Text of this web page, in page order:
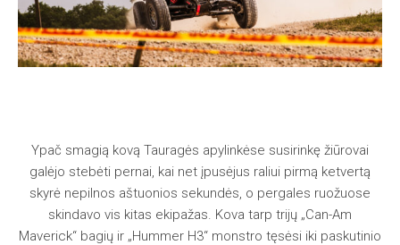
Ypač smagią kovą Tauragės apylinkėse susirinkę žiūrovai
galėjo stebėti pernai, kai net įpusėjus raliui pirmą ketvertą
skyrė nepilnos aštuonios sekundės, o pergales ruožuose
skindavo vis kitas ekipažas. Kova tarp trijų „Can-Am
Maverick“ bagių ir „Hummer H3“ monstro tęsėsi iki paskutinio